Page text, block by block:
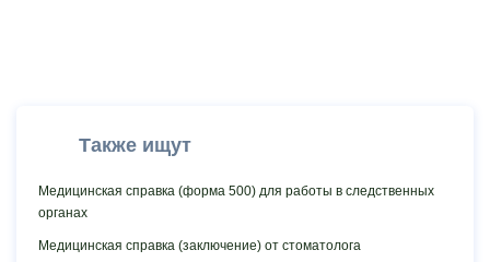
Также ищут
Медицинская cправка (форма 500) для работы в следственных
органах
Медицинская справка (заключение) от стоматолога